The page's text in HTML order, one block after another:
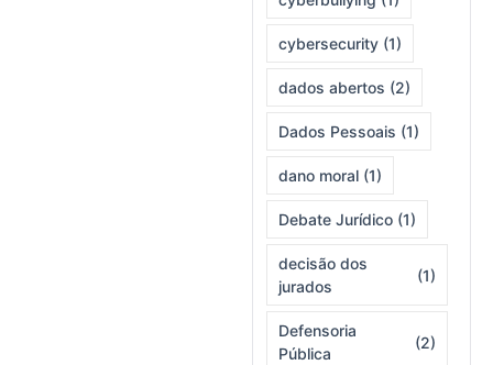
cybersecurity (1)
dados abertos (2)
Dados Pessoais (1)
dano moral (1)
Debate Jurídico (1)
decisão dos
jurados
(1)
Defensoria
Pública
(2)